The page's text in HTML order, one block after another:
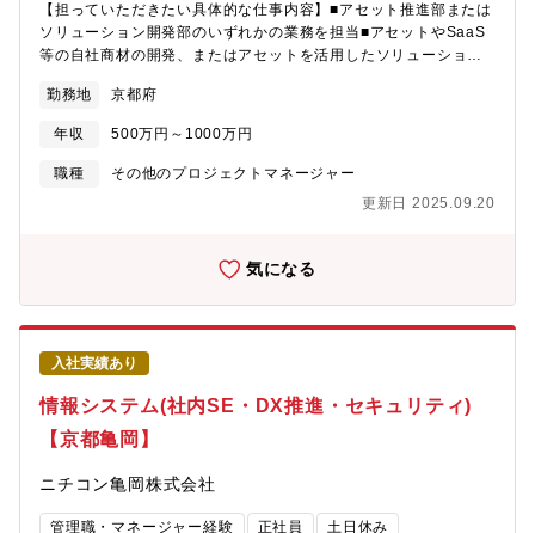
できます。４．各々の技術力の成長ができる環境です。５．ライ
フワークバランスが取りやすいです。【働く環境】リーディング
カンパニーとして業界価値を高めるために、そして、エンジニア
の選択肢が多い働きやすい職場環境をつくるために、様々な取り
なる強化。これにより抜本的な収益構造改善による給与水準の向
るのです。現在53歳の現役エンジニアとしてプロジェクトを統括
する社員などからも「人生を通して徹底的に技術を磨くことがで
の生き方から共に考え、悩み、最適なキャリアを描く風土があ
用いただけます。技術研修数：1,092研修ヒューマン&ビジネス系
名》階層別、職能別、目的・課題別の研修プログラムを200種以上
用意しており、いつでも学ぶことができます。さらに、技術研修
事業を手がけるグループ会社が運営する、全国60校以上の外部ス
クールも活用OK！多様なニーズに対応しています。その他にもさ
まざまなプログラムを用意しております。【求める人物像】＜マ
インド＞チャレンジ精神旺盛な方顧客との会話が好きな方＜フィ
【担っていただきたい具体的な仕事内容】■アセット推進部または
ソリューション開発部のいずれかの業務を担当■アセットやSaaS
等の自社商材の開発、またはアセットを活用したソリューション
題管理、品質管理、委託先管理）②チーム管理・メンバ育成（～
10名程度）③商材やソリューション開発の企画・提案【具体的な
仕事内容に対しての期待する成果】■自社商材開発、ソリューショ
ン開発のいずれにおいても、オムロングループ内外のステークホ
り、自社商材やソリューションの創出や事業の拡大に貢献してい
AI/生成AI等の技術を身に付け、それらの技術を活用し、お客様の
サービスを実現していけることや、鉄道向けや健康向けサービス
等、開発したものが実際にお客様が利用されている状況を身近に
目に触れることが出来ます。【部・チームの業務概要】■アセット
推進部：先進技術を取り入れ、迅速かつ低コストで安心・安全な
サービスを提供するための基盤となるアセットの開発を担当■ソリ
ューション開発部：お客様のソリューションを実現するために、
クラウド技術の強みと多様なアセットを活用したソリューション
開発を担当【使用する開発言語・ソフト・装置/機器等】■クラウ
HTML, Javascript, Python, Javaなど■設計・コミュニケーショ
ン：Office365商品（PowerPoint, Excel, Word, Teams、
勤務地 京都府
年収 500万円～1000万円
職種
その他のプロジェクトマネージャー
更新日 2025.09.20
気になる
入社実績あり
情報システム(社内SE・DX推進・セキュリティ)
【京都亀岡】
ニチコン亀岡株式会社
管理職・マネージャー経験 正社員 土日休み